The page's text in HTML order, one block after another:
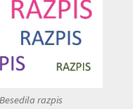
razpis